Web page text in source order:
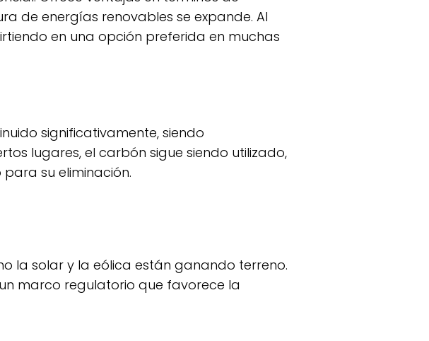
de energías renovables se expande. Al
en una opción preferida en muchas
lugares, el carbón sigue siendo utilizado,
su eliminación.
marco regulatorio que favorece la